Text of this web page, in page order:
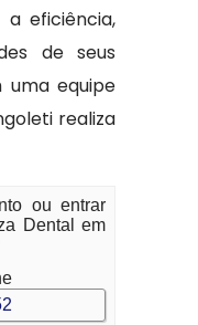
eficiência,
de seus
uma equipe
realiza
ou entrar
Dental em